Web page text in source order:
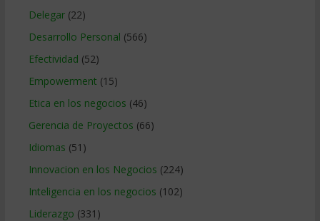
Delegar(22)
Desarrollo Personal (566)
Efectividad (52)
Empowerment (15)
Etica en los negocios (46)
Gerencia de Proyectos (66)
Idiomas (51)
Innovacion en los Negocios (224)
Inteligencia en los negocios (102)
Liderazgo (331)